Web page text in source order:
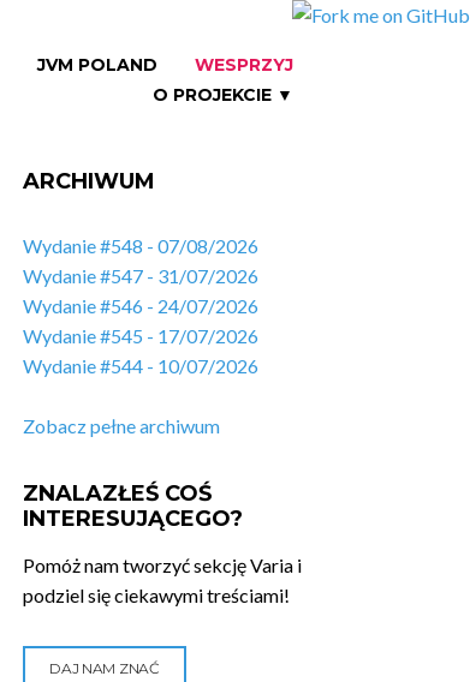
JVM POLAND
WESPRZYJ
O PROJEKCIE ▼
ARCHIWUM
Wydanie #548 - 07/08/2026
Wydanie #547 - 31/07/2026
Wydanie #546 - 24/07/2026
Wydanie #545 - 17/07/2026
Wydanie #544 - 10/07/2026
Zobacz pełne archiwum
ZNALAZŁEŚ COŚ
INTERESUJĄCEGO?
Pomóż nam tworzyć sekcję Varia i
podziel się ciekawymi treściami!
DAJ NAM ZNAĆ